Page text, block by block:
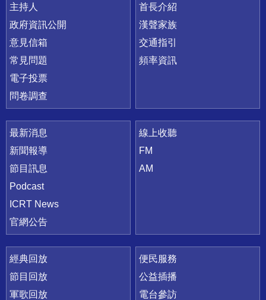
主持人
政府資訊公開
意見信箱
常見問題
電子投票
問卷調查
首長介紹
漢聲家族
交通指引
頻率資訊
最新消息
新聞報導
節目訊息
Podcast
ICRT News
官網公告
線上收聽
FM
AM
經典回放
節目回放
軍歌回放
便民服務
公益插播
電台參訪